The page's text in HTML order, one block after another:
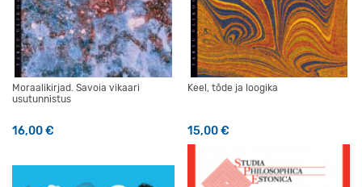
Moraalikirjad. Savoia vikaari
usutunnistus
16,00€
Keel, tõde ja loogika
15,00€